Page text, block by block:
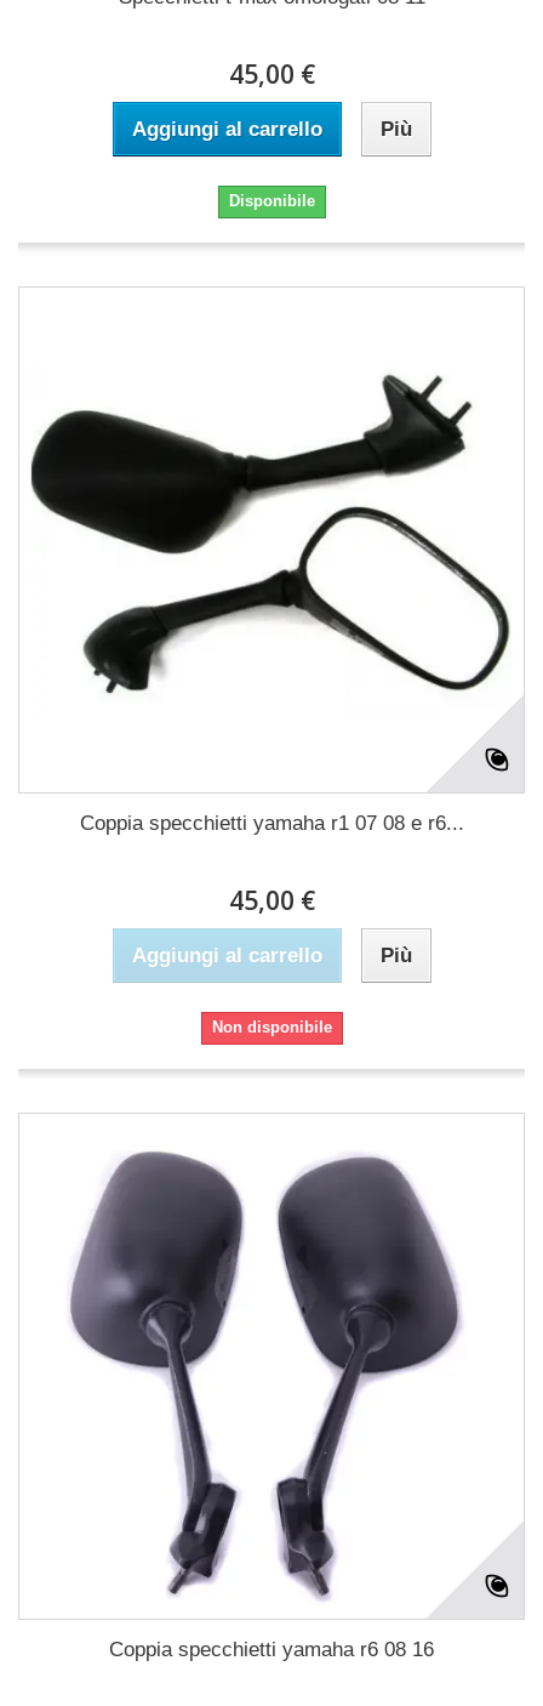
45,00 €
Aggiungi al carrello Più
Disponibile
Coppia specchietti yamaha r1 07 08 e r6...
45,00 €
Aggiungi al carrello Più
Non disponibile
Coppia specchietti yamaha r6 08 16